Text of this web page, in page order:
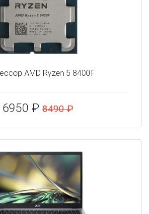
AMD Ryzen 5 8400F
6950 ₽ 8490 ₽